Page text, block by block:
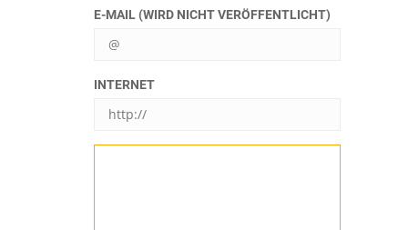
E-MAIL (WIRD NICHT VERÖFFENTLICHT)
INTERNET